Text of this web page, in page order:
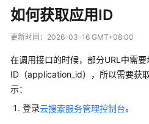
产
介
绍
用
如何获取应用ID
更新时间： 2026-03-16 GMT+08:00
在调用接口的时候，部分URL中需要
ID（application_id），所以需要获
示：
登录云搜索服务管理控制台。